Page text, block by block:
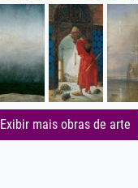
Exibir mais obras de arte